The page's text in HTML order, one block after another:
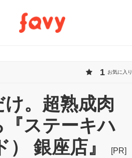
1 お気に入り
。超熟成肉
ステーキハ
） 銀座店』
[PR]